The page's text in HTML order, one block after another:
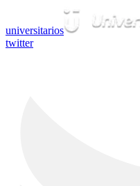
universitarios
twitter